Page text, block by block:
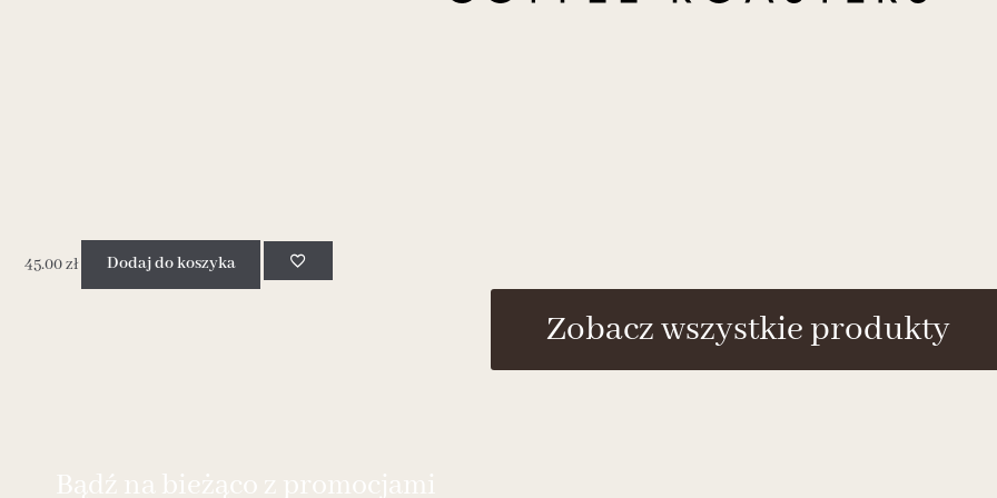
45.00zł Dodaj do koszyka
Zobacz wszystkie produkty
Bądź na bieżąco z promocjami